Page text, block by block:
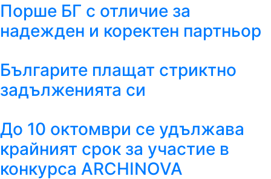
Порше БГ с отличие за
надежден и коректен партньор
Българите плащат стриктно
задълженията си
До 10 октомври се удължава
крайният срок за участие в
конкурса ARCHINOVA